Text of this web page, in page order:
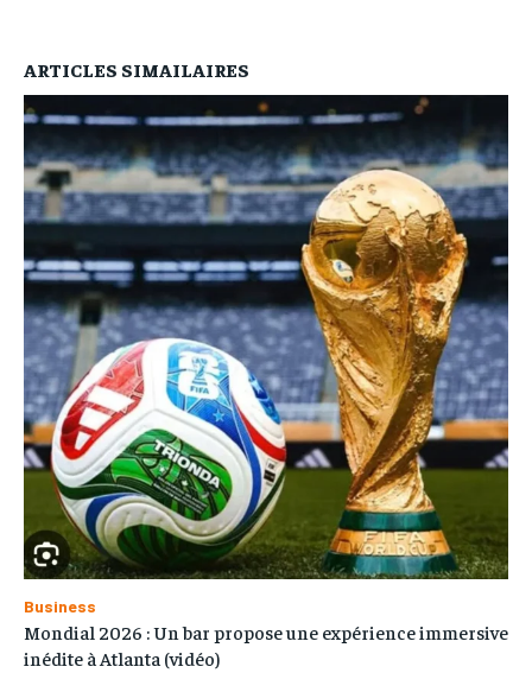
ARTICLES SIMAILAIRES
Business
Mondial 2026 : Un bar propose une expérience immersive
inédite à Atlanta (vidéo)